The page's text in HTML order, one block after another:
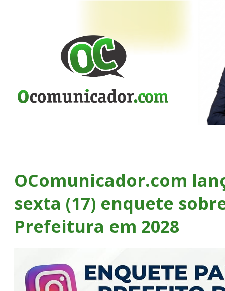
OComunicador.com
sexta (17) enquete
Prefeitura em 2028